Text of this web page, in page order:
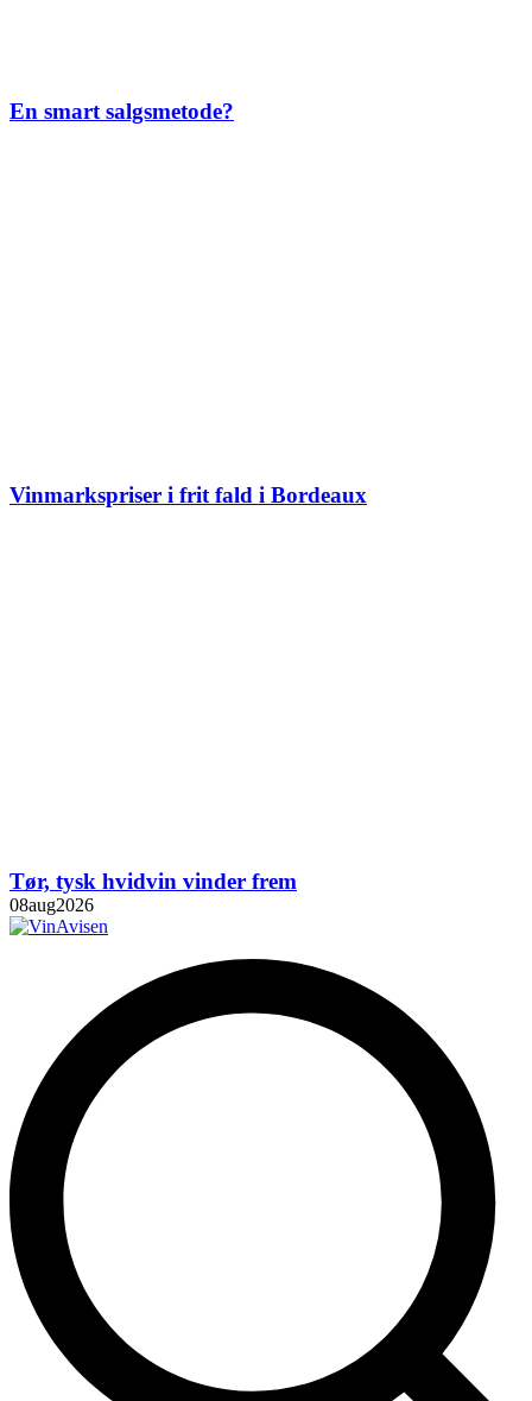
En smart salgsmetode?
Vinmarkspriser i frit fald i Bordeaux
Tør, tysk hvidvin vinder frem
08aug2026